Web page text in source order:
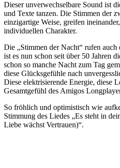
Dieser unverwechselbare Sound ist
und Texte tanzen. Die Stimmen der
einzigartige Weise, greifen
individuellen Charakter.
Die „Stimmen der Nacht“ rufen
ist es nun schon seit über 50 Jahren
schon so manche Nacht zum Tag
diese Glücksgefühle nach
Diese elektrisierende Energie, diese
Gesamtgefühl des Amigos
So fröhlich und optimistisch wie
Stimmung des Liedes „Es steht in
Liebe wächst Vertrauen)“.